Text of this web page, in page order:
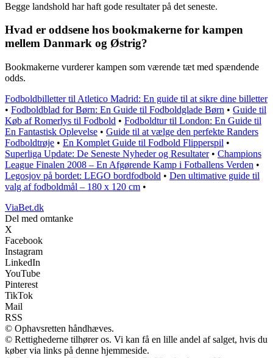
Begge landshold har haft gode resultater på det seneste.
Hvad er oddsene hos bookmakerne for kampen
mellem Danmark og Østrig?
Bookmakerne vurderer kampen som værende tæt med spændende
odds.
Fodboldbilletter til Atletico Madrid: En guide til at sikre dine billetter
• Fodboldblad for Børn: En Guide til Fodboldglade Børn • Guide til
Køb af Romerlys til Fodbold • Fodboldtur til London: En Guide til
En Fantastisk Oplevelse • Guide til at vælge den perfekte Randers
Fodboldtrøje • En Komplet Guide til Fodbold Flipperspil •
Superliga Update: De Seneste Nyheder og Resultater• Champions
League Finalen 2008 – En Afgørende Kamp i Fotballens Verden •
Legosjov på bordet: LEGO bordfodbold • Den ultimative guide til
valg af fodboldmål – 180 x 120 cm •
ViaBet.dk
Del med omtanke
X
Facebook
Instagram
LinkedIn
YouTube
Pinterest
TikTok
Mail
RSS
© Ophavsretten håndhæves.
© Rettighederne tilhører os. Vi kan få en lille andel af salget, hvis du
køber via links på denne hjemmeside.